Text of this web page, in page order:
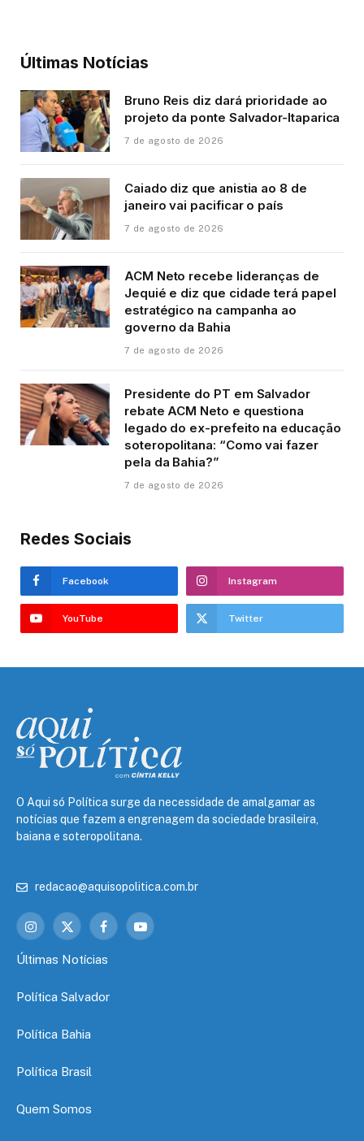
Últimas Notícias
Bruno Reis diz dará prioridade ao
projeto da ponte Salvador-Itaparica
7 de agosto de 2026
Caiado diz que anistia ao 8 de
janeiro vai pacificar o país
7 de agosto de 2026
ACM Neto recebe lideranças de
Jequié e diz que cidade terá papel
estratégico na campanha ao
governo da Bahia
7 de agosto de 2026
Presidente do PT em Salvador
rebate ACM Neto e questiona
legado do ex-prefeito na educação
soteropolitana: “Como vai fazer
pela da Bahia?”
7 de agosto de 2026
Redes Sociais
Facebook Instagram
YouTube Twitter
O Aqui só Política surge da necessidade de amalgamar as
notícias que fazem a engrenagem da sociedade brasileira,
baiana e soteropolitana.
redacao@aquisopolitica.com.br
Instagram
X
FacebookYouTube
Últimas Notícias
Política Salvador
Política Bahia
Política Brasil
Quem Somos